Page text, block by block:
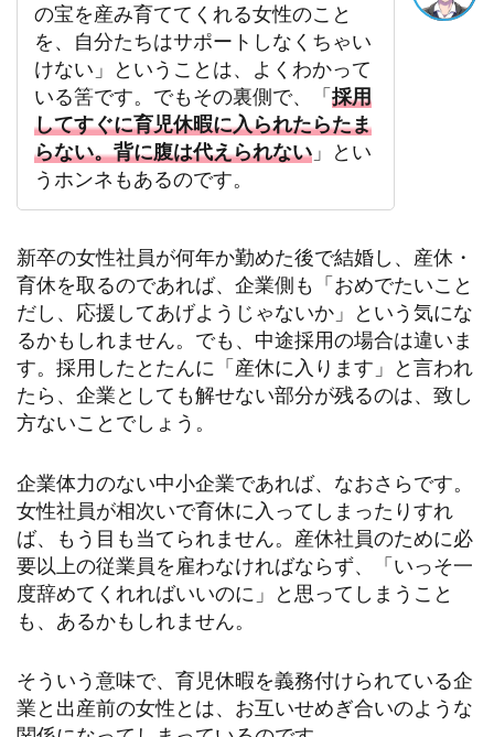
の宝を産み育ててくれる女性のこと
を、自分たちはサポートしなくちゃい
けない」ということは、よくわかって
いる筈です。でもその裏側で、「採用
してすぐに育児休暇に入られたらたま
らない。背に腹は代えられない」とい
うホンネもあるのです。
新卒の女性社員が何年か勤めた後で結婚し、産休・
育休を取るのであれば、企業側も「おめでたいこと
だし、応援してあげようじゃないか」という気にな
るかもしれません。でも、中途採用の場合は違いま
す。採用したとたんに「産休に入ります」と言われ
たら、企業としても解せない部分が残るのは、致し
方ないことでしょう。
企業体力のない中小企業であれば、なおさらです。
女性社員が相次いで育休に入ってしまったりすれ
ば、もう目も当てられません。産休社員のために必
要以上の従業員を雇わなければならず、「いっそ一
度辞めてくれればいいのに」と思ってしまうこと
も、あるかもしれません。
そういう意味で、育児休暇を義務付けられている企
業と出産前の女性とは、お互いせめぎ合いのような